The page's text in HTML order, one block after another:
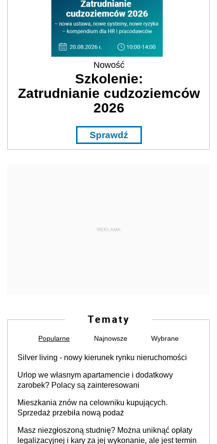
Nowość
Szkolenie:
Zatrudnianie cudzoziemców
2026
Sprawdź
REKLAMA
Tematy
Popularne Najnowsze Wybrane
Silver living - nowy kierunek rynku nieruchomości
Urlop we własnym apartamencie i dodatkowy
zarobek? Polacy są zainteresowani
Mieszkania znów na celowniku kupujących.
Sprzedaż przebiła nową podaż
Masz niezgłoszoną studnię? Można uniknąć opłaty
legalizacyjnej i kary za jej wykonanie, ale jest termin